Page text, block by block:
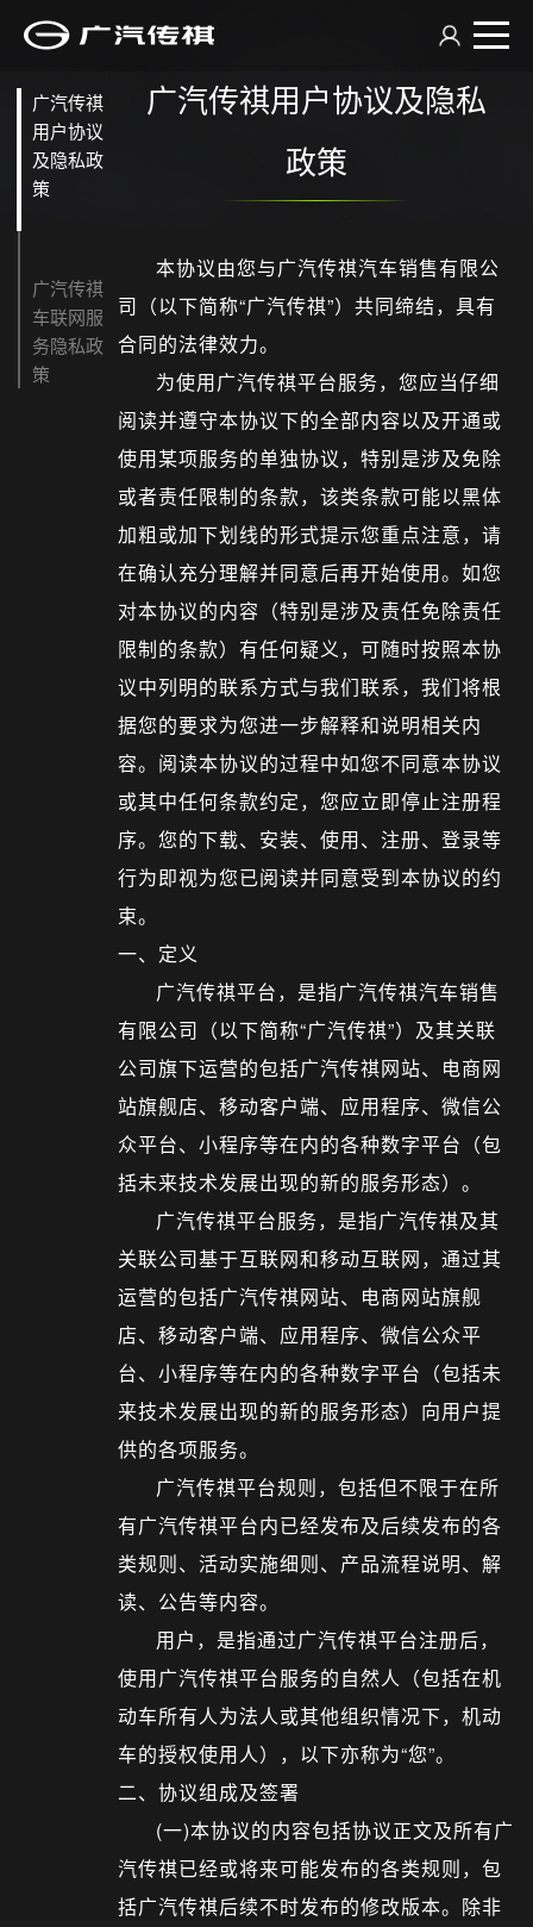
在线看车
经销商查询
祺享家
走进传祺
广汽传祺
用户协议
及隐私政
策
广汽传祺
车联网服
务隐私政
策
广汽传祺用户协议及隐私
政策
本协议由您与广汽传祺汽车销售有限公
司（以下简称“广汽传祺”）共同缔结，具有
合同的法律效力。
为使用广汽传祺平台服务，您应当仔细
阅读并遵守本协议下的全部内容以及开通或
使用某项服务的单独协议，特别是涉及免除
或者责任限制的条款，该类条款可能以黑体
加粗或加下划线的形式提示您重点注意，请
在确认充分理解并同意后再开始使用。如您
对本协议的内容（特别是涉及责任免除责任
限制的条款）有任何疑义，可随时按照本协
议中列明的联系方式与我们联系，我们将根
据您的要求为您进一步解释和说明相关内
容。阅读本协议的过程中如您不同意本协议
或其中任何条款约定，您应立即停止注册程
序。您的下载、安装、使用、注册、登录等
行为即视为您已阅读并同意受到本协议的约
束。
一、定义
广汽传祺平台，是指广汽传祺汽车销售
有限公司（以下简称“广汽传祺”）及其关联
公司旗下运营的包括广汽传祺网站、电商网
站旗舰店、移动客户端、应用程序、微信公
众平台、小程序等在内的各种数字平台（包
括未来技术发展出现的新的服务形态）。
广汽传祺平台服务，是指广汽传祺及其
关联公司基于互联网和移动互联网，通过其
运营的包括广汽传祺网站、电商网站旗舰
店、移动客户端、应用程序、微信公众平
台、小程序等在内的各种数字平台（包括未
来技术发展出现的新的服务形态）向用户提
供的各项服务。
广汽传祺平台规则，包括但不限于在所
有广汽传祺平台内已经发布及后续发布的各
类规则、活动实施细则、产品流程说明、解
读、公告等内容。
用户，是指通过广汽传祺平台注册后，
使用广汽传祺平台服务的自然人（包括在机
动车所有人为法人或其他组织情况下，机动
车的授权使用人），以下亦称为“您”。
二、协议组成及签署
(一)本协议的内容包括协议正文及所有广
汽传祺已经或将来可能发布的各类规则，包
括广汽传祺后续不时发布的修改版本。除非